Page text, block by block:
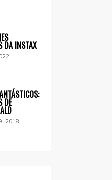
DA INSTAX
DE
2018